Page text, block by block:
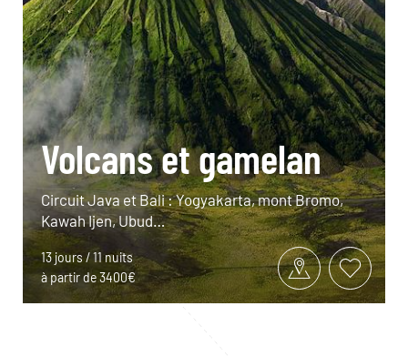
Volcans et gamelan
Circuit Java et Bali : Yogyakarta, mont Bromo,
Kawah Ijen, Ubud…
13 jours / 11 nuits
à partir de 3400€